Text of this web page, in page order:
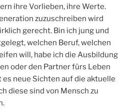
ihre Vorlieben, ihre Werte.
zuzuschreiben wird
gerecht. Bin ich jung und
welchen Beruf, welchen
will, habe ich die Ausbildung
oder den Partner fürs Leben
neue Sichten auf die aktuelle
diese sind von Mensch zu